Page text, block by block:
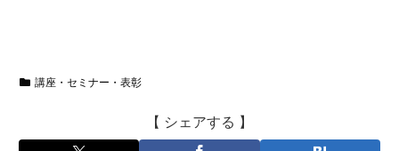
講座・セミナー・表彰
【 シェアする 】